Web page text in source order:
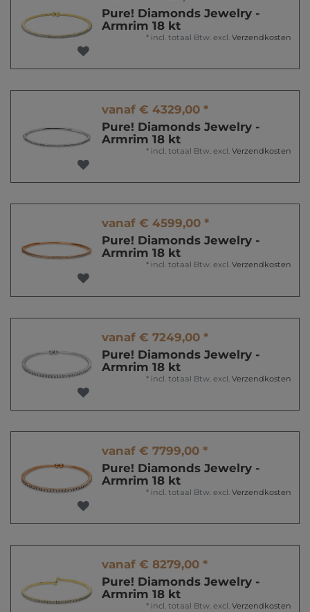
Pure! Diamonds Jewelry -
Armrim 18 kt
* incl. totaal Btw. excl. Verzendkosten
vanaf € 4329,00 *
Pure! Diamonds Jewelry -
Armrim 18 kt
* incl. totaal Btw. excl. Verzendkosten
vanaf € 4599,00 *
Pure! Diamonds Jewelry -
Armrim 18 kt
* incl. totaal Btw. excl. Verzendkosten
vanaf € 7249,00 *
Pure! Diamonds Jewelry -
Armrim 18 kt
* incl. totaal Btw. excl. Verzendkosten
vanaf € 7799,00 *
Pure! Diamonds Jewelry -
Armrim 18 kt
* incl. totaal Btw. excl. Verzendkosten
vanaf € 8279,00 *
Pure! Diamonds Jewelry -
Armrim 18 kt
* incl. totaal Btw. excl. Verzendkosten